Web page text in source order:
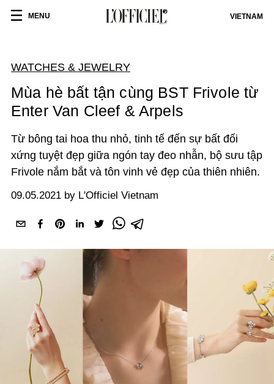
MENU VIETNAM
WATCHES & JEWELRY
Mùa hè bất tận cùng BST Frivole từ
Enter Van Cleef & Arpels
Từ bông tai hoa thu nhỏ, tinh tế đến sự bất đối
xứng tuyệt đẹp giữa ngón tay đeo nhẫn, bộ sưu tập
Frivole nắm bắt và tôn vinh vẻ đẹp của thiên nhiên.
09.05.2021 by L'Officiel Vietnam